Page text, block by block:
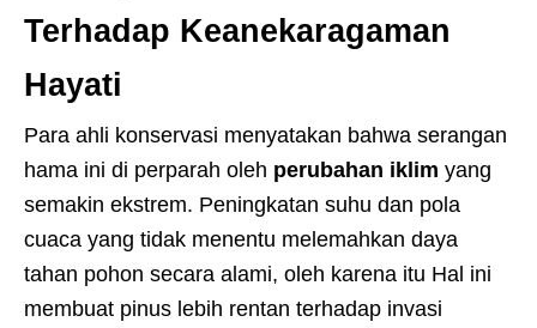
Terhadap Keanekaragaman
Hayati
Para ahli konservasi menyatakan bahwa serangan
hama ini di perparah oleh perubahan iklim yang
semakin ekstrem. Peningkatan suhu dan pola
cuaca yang tidak menentu melemahkan daya
tahan pohon secara alami, oleh karena itu Hal ini
membuat pinus lebih rentan terhadap invasi